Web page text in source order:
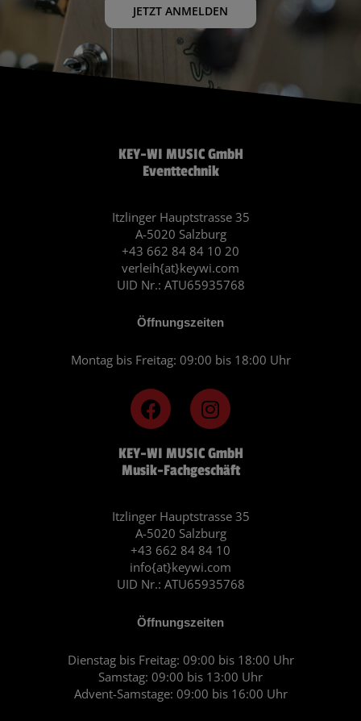
JETZT ANMELDEN
KEY-WI MUSIC GmbH
Musik-Fachgeschäft
Itzlinger Hauptstrasse 35
A-5020 Salzburg
+43 662 84 84 10
info{at}keywi.com
UID Nr.: ATU65935768
Öffnungszeiten
Dienstag bis Freitag: 09:00 bis 18:00 Uhr
Samstag: 09:00 bis 13:00 Uhr
Advent-Samstage: 09:00 bis 16:00 Uhr
F
a
c
e
b
o
k
I
n
s
t
a
r
a
m
KEY-WI MUSIC GmbH
Eventtechnik
Itzlinger Hauptstrasse 35
A-5020 Salzburg
+43 662 84 84 10 20
verleih{at}keywi.com
UID Nr.: ATU65935768
Öffnungszeiten
Montag bis Freitag: 09:00 bis 18:00 Uhr